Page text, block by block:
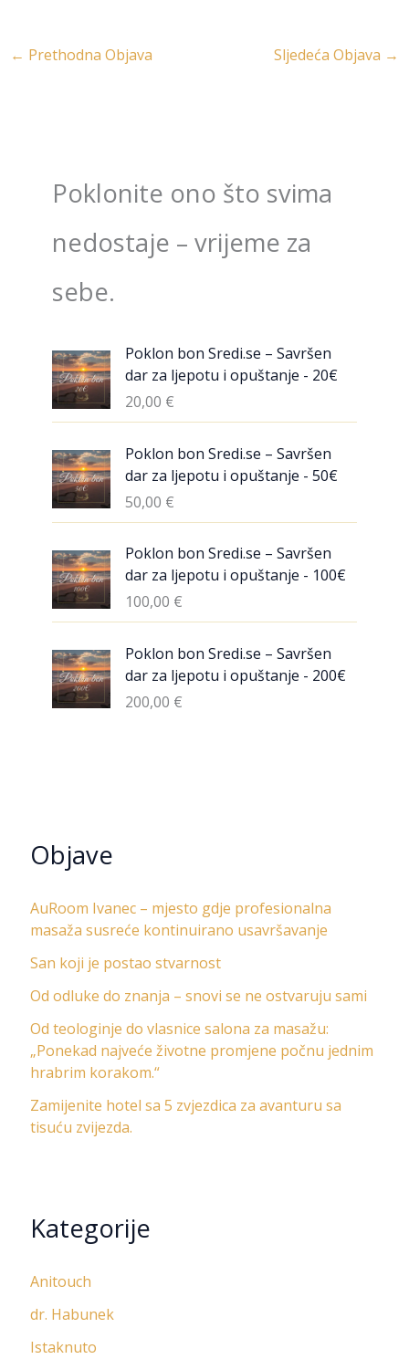
← Prethodna Objava Sljedeća Objava →
Poklonite ono što svima
nedostaje – vrijeme za
sebe.
Poklon bon Sredi.se – Savršen
dar za ljepotu i opuštanje - 20€
20,00 €
Poklon bon Sredi.se – Savršen
dar za ljepotu i opuštanje - 50€
50,00 €
Poklon bon Sredi.se – Savršen
dar za ljepotu i opuštanje - 100€
100,00 €
Poklon bon Sredi.se – Savršen
dar za ljepotu i opuštanje - 200€
200,00 €
Objave
AuRoom Ivanec – mjesto gdje profesionalna
masaža susreće kontinuirano usavršavanje
San koji je postao stvarnost
Od odluke do znanja – snovi se ne ostvaruju sami
Od teologinje do vlasnice salona za masažu:
„Ponekad najveće životne promjene počnu jednim
hrabrim korakom.“
Zamijenite hotel sa 5 zvjezdica za avanturu sa
tisuću zvijezda.
Kategorije
Anitouch
dr. Habunek
Istaknuto